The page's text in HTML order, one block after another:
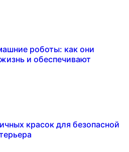
роботы: как они
и обеспечивают
красок для безопасной